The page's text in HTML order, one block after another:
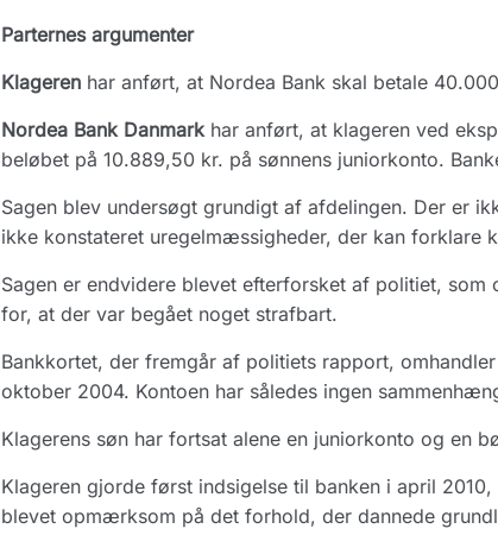
Parternes argumenter
Klagerenhar anført, at Nordea Bank skal betale
Nordea Bank Danmarkhar anført, at klageren ved
beløbet på 10.889,50 kr. på sønnens juniorkonto.
Sagen blev undersøgt grundigt af afdelingen. Der er
ikke konstateret uregelmæssigheder, der kan forklare
Sagen er endvidere blevet efterforsket af politiet,
for, at der var begået noget strafbart.
Bankkortet, der fremgår af politiets rapport,
oktober 2004. Kontoen har således ingen
Klagerens søn har fortsat alene en juniorkonto og en
Klageren gjorde først indsigelse til banken i april
blevet opmærksom på det forhold, der dannede